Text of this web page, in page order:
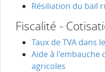
Résiliation du bail
Fiscalité -
Taux de TVA dans
Aide à l'embauche
agricoles